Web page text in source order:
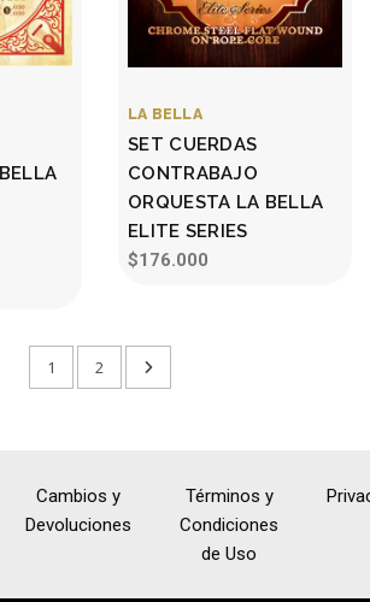
LA BELLA
SET CUERDAS
CONTRABAJO
ORQUESTA LA BELLA
ELITE SERIES
$176.000
1 2
Cambios y
Devoluciones
Términos y
Condiciones
de Uso